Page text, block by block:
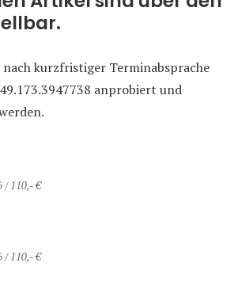
kurzfristiger Terminabsprache
anprobiert und
/ 110,- €
/ 110,- €